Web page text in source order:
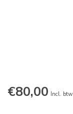
€80,00 Incl. btw